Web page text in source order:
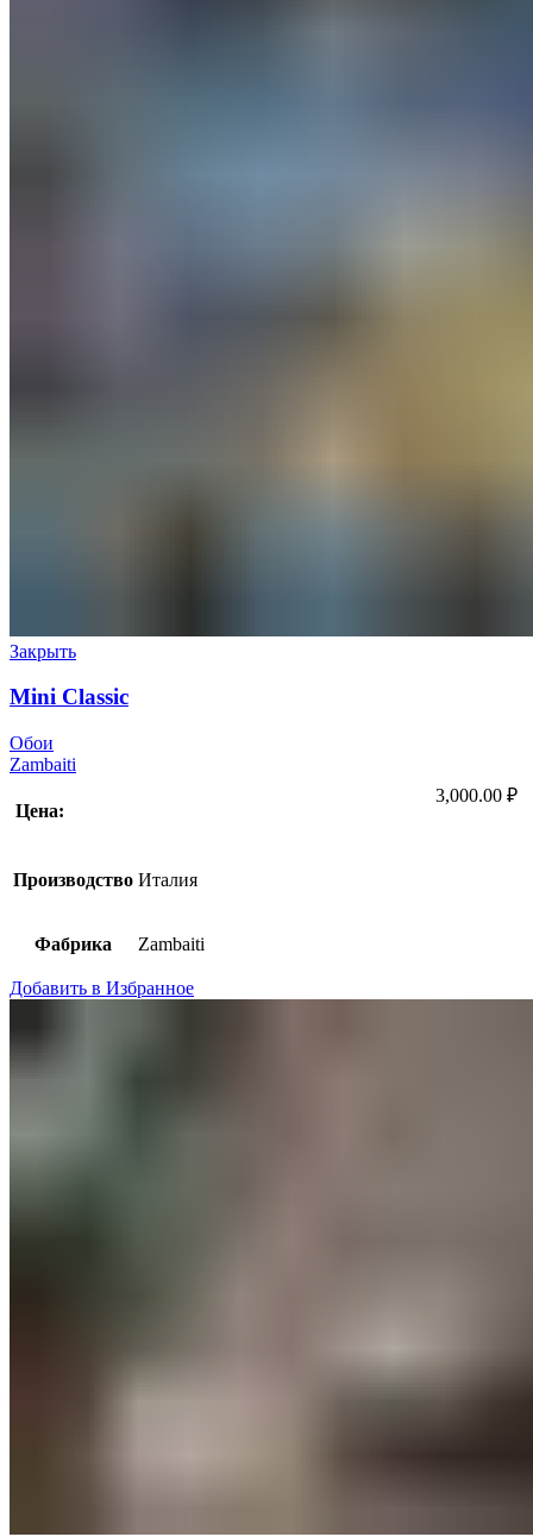
Закрыть
Mini Classic
Обои
Zambaiti
Цена:
3,000.00 ₽
Производство Италия
Фабрика Zambaiti
Добавить в Избранное